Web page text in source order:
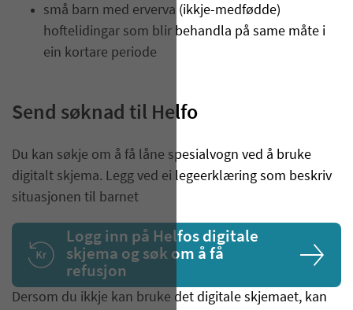
små barn med erverva (ikkje-medfødde)
hoftelidingar som blir behandla på same måte i
ein kortare periode
Send søknad til Helfo
Du kan søkje om å få låne spesialvogn ved å bruke
digitalt skjema. Legg ved ei legeerklæring som beskriv
situasjonen til barnet
Logg inn på Helfos digitale
skjema og søk om å få
refusjon
Dersom du ikkje kan bruke det digitale skjemaet, kan